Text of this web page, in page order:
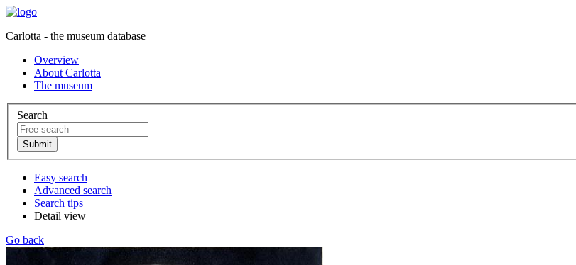
Carlotta - the museum database
Overview
About Carlotta
The museum
Search
Easy search
Advanced search
Search tips
Detail view
Go back